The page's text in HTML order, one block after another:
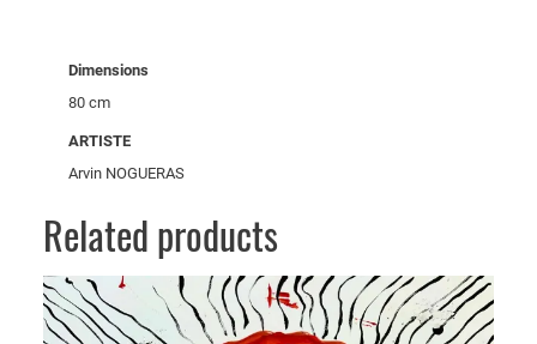
Dimensions
80 cm
ARTISTE
Arvin NOGUERAS
Related products